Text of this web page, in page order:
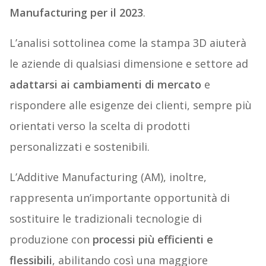
Manufacturing per il 2023.
L’analisi sottolinea come la stampa 3D aiuterà
le aziende di qualsiasi dimensione e settore ad
adattarsi ai cambiamenti di mercato e
rispondere alle esigenze dei clienti, sempre più
orientati verso la scelta di prodotti
personalizzati e sostenibili.
L’Additive Manufacturing (AM), inoltre,
rappresenta un’importante opportunità di
sostituire le tradizionali tecnologie di
produzione con processi più efficienti e
flessibili, abilitando così una maggiore